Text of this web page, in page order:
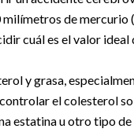
de
cuál es el valor
y grasa,
el colesterol
estatina u otro tipo